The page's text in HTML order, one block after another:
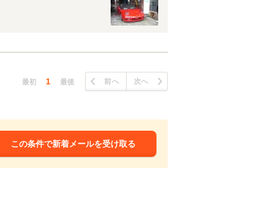
最初 1 最後 前へ 次へ
この条件で新着メールを受け取る